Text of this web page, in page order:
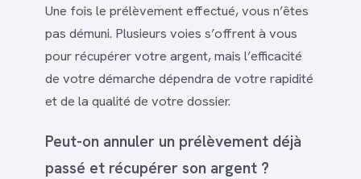
Une fois le prélèvement effectué, vous n’êtes
pas démuni. Plusieurs voies s’offrent à vous
pour récupérer votre argent, mais l’efficacité
de votre démarche dépendra de votre rapidité
et de la qualité de votre dossier.
Peut-on annuler un prélèvement déjà
passé et récupérer son argent ?